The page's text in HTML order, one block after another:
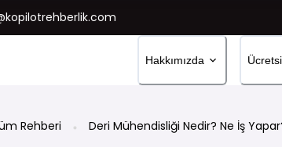
Hakkımızda
Rehberi Deri Mühendisliği Nedir? Ne İş